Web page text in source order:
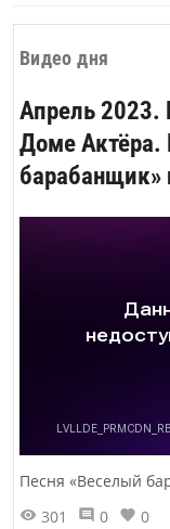
Видео дня
Апрель 2023.
Доме
Песня «Веселый
301
0 0